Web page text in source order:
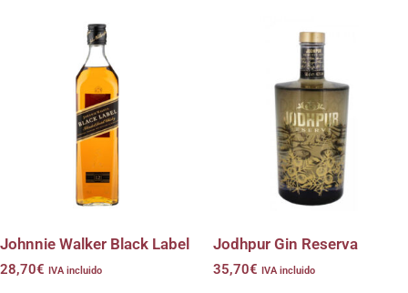
Johnnie Walker Black Label
28,70€ IVA incluido
Jodhpur Gin Reserva
35,70€ IVA incluido